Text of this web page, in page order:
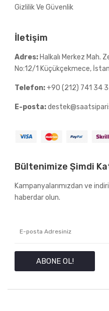
Gizlilik Ve Güvenlik
İletişim
Adres: Halkalı Merkez Mah.
No:12/1 Küçükçekmece,
Telefon:+90 (212) 741 34
E-posta:
Bültenimize Şimdi
Kampanyalarımızdan ve
haberdar olun.
ABONE OL!